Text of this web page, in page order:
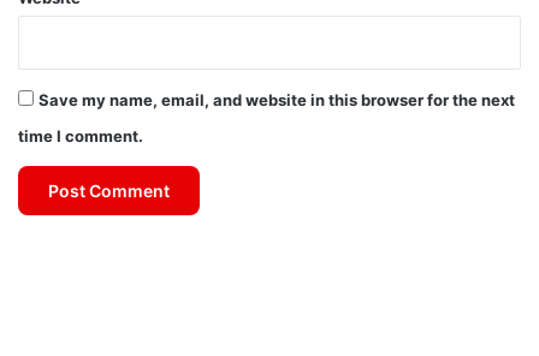
Save my name, email, and website in this browser for the next
time I comment.